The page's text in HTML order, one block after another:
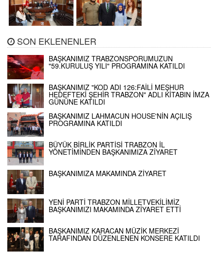
SON EKLENENLER
BAŞKANIMIZ TRABZONSPORUMUZUN
"59.KURULUŞ YILI" PROGRAMINA KATILDI
BAŞKANIMIZ "KOD ADI 126:FAİLİ MEŞHUR
HEDEFTEKİ ŞEHİR TRABZON" ADLI KİTABIN İMZA
GÜNÜNE KATILDI
BAŞKANIMIZ LAHMACUN HOUSE'NİN AÇILIŞ
PROGRAMINA KATILDI
BÜYÜK BİRLİK PARTİSİ TRABZON İL
YÖNETİMİNDEN BAŞKANIMIZA ZİYARET
BAŞKANIMIZA MAKAMINDA ZİYARET
YENİ PARTİ TRABZON MİLLETVEKİLİMİZ
BAŞKANIMIZI MAKAMINDA ZİYARET ETTİ
BAŞKANIMIZ KARACAN MÜZİK MERKEZİ
TARAFINDAN DÜZENLENEN KONSERE KATILDI